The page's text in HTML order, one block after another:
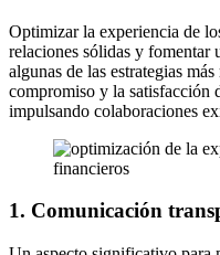
Optimizar la experiencia de
relaciones sólidas y fomentar
algunas de las estrategias
compromiso y la satisfacción
impulsando colaboraciones
1. Comunicación